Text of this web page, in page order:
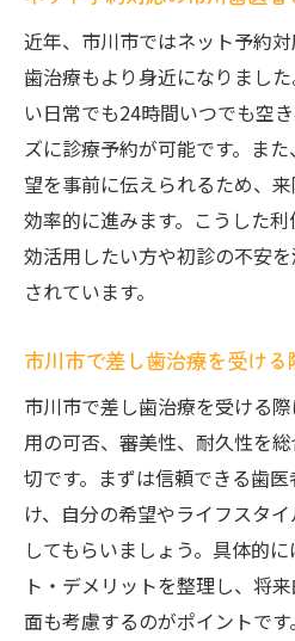
近年、市川市ではネット予約
歯治療もより身近になりまし
い日常でも24時間いつでも空
ズに診療予約が可能です。ま
望を事前に伝えられるため、
効率的に進みます。こうした
効活用したい方や初診の不安
されています。
市川市で差し歯治療を受ける
市川市で差し歯治療を受ける
用の可否、審美性、耐久性を
切です。まずは信頼できる歯
け、自分の希望やライフスタ
してもらいましょう。具体的
ト・デメリットを整理し、将
面も考慮するのがポイントで